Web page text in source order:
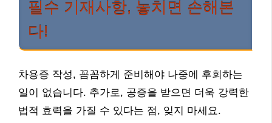
필수 기재사항, 놓치면 손해본
다!
차용증 작성, 꼼꼼하게 준비해야 나중에 후회하는
일이 없습니다. 추가로, 공증을 받으면 더욱 강력한
법적 효력을 가질 수 있다는 점, 잊지 마세요.